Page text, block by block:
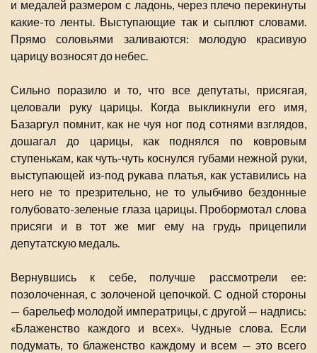
и медалей размером с ладонь, через плечо перекинуты
какие-то ленты. Выступающие так и сыплют словами.
Прямо соловьями заливаются: молодую красивую
царицу возносят до небес.
Сильно поразило и то, что все депутаты, присягая,
целовали руку царицы. Когда выкликнули его имя,
Базаргул помнит, как не чуя ног под сотнями взглядов,
дошагал до царицы, как поднялся по ковровым
ступенькам, как чуть-чуть коснулся губами нежной руки,
выступающей из-под рукава платья, как уставились на
него не то презрительно, не то улыбчиво бездонные
голубовато-зеленые глаза царицы. Пробормотал слова
присяги и в тот же миг ему на грудь прицепили
депутатскую медаль.
Вернувшись к себе, получше рассмотрели ее:
позолоченная, с золоченой цепочкой. С одной стороны
— барельеф молодой императрицы, с другой — надпись:
«Блаженство каждого и всех». Чудные слова. Если
подумать, то блаженство каждому и всем — это всего